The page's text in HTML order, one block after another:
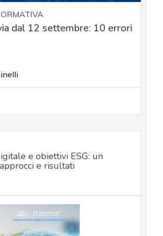
dal 12 settembre: 10 errori
e obiettivi ESG: un
e risultati